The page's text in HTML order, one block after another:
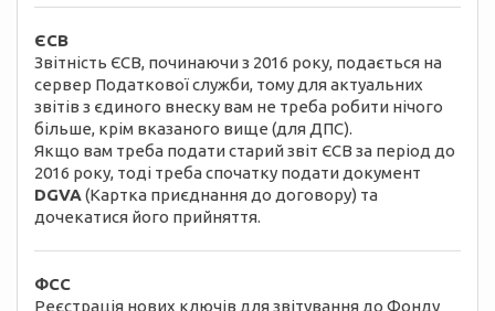
ЄСВ
Звітність ЄСВ, починаючи з 2016 року, подається на
сервер Податкової служби, тому для актуальних
звітів з єдиного внеску вам не треба робити нічого
більше, крім вказаного вище (для ДПС).
Якщо вам треба подати старий звіт ЄСВ за період до
2016 року, тоді треба спочатку подати документ
DGVA(Картка приєднання до договору) та
дочекатися його прийняття.
ФСС
Реєстрація нових ключів для звітування до Фонду